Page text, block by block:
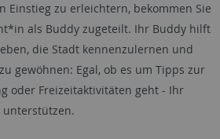
Einstieg zu erleichtern, bekommen Sie
als Buddy zugeteilt. Ihr Buddy hilft
die Stadt kennenzulernen und
gewöhnen: Egal, ob es um Tipps zur
oder Freizeitaktivitäten geht - Ihr
unterstützen.